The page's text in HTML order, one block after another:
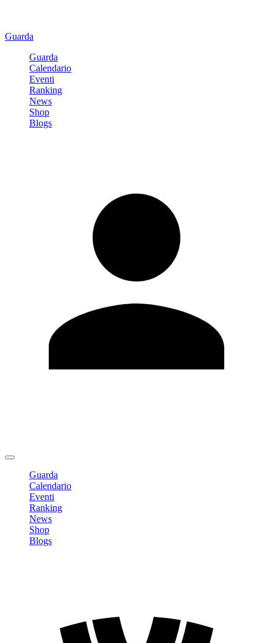
Guarda
Guarda
Calendario
Eventi
Ranking
News
Shop
Blogs
Guarda
Calendario
Eventi
Ranking
News
Shop
Blogs